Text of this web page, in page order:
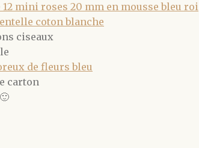
12 mini roses 20 mm en mousse bleu roi
coton blanche
ciseaux
de fleurs bleu
carton